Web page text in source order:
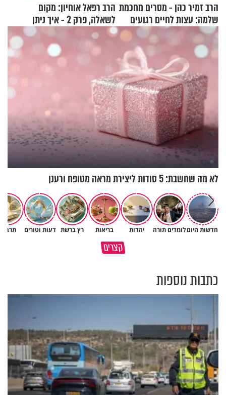
הרב זמיר כהן - מסרים מחכמת
שלמה: עצות לחיים רגועים
הרב רפאל אוחיון: מקום
לשאלה, פרק 2 - איך ניתן
להוכיח שהתורה משמיים?
לא מה שחשבת: 5 סודות ליצירת מראה מטופח ורענן
חדשות היוםלומדים תורה יהדות בריאות רץ ברשת דעות וטורים
קצרים
אין צורך להיות גדול כדי לשנות את
כתבות נוספות